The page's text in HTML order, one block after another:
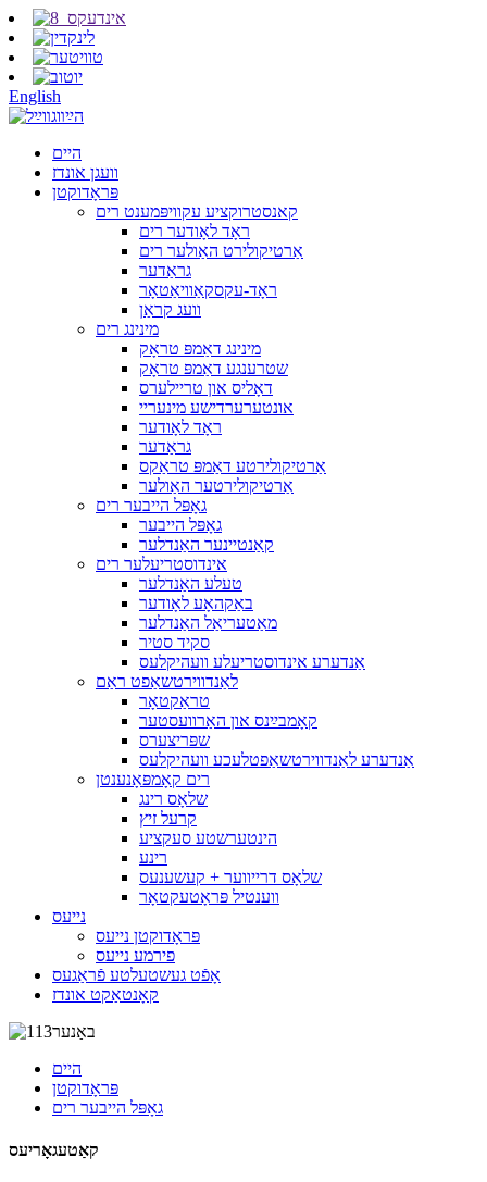
English
היים
וועגן אונדז
פּראָדוקטן
קאנסטרוקציע עקוויפּמענט רים
ראָד לאָודער רים
אַרטיקולירט האַולער רים
גראַדער
ראָד-עקסקאַוויאַטאָר
וועג קראַן
מינינג רים
מינינג דאַמפּ טראָק
שטרענגע דאַמפּ טראָק
דאָליס און טריילערס
אונטערערדישע מינעריי
ראָד לאָודער
גראַדער
אַרטיקולירטע דאַמפּ טראַקס
אַרטיקולירטער האַולער
גאָפּל הייבער רים
גאָפּל הייבער
קאַנטיינער האַנדלער
אינדוסטריעלער רים
טעלע האַנדלער
באַקהאָע לאָודער
מאַטעריאַל האַנדלער
סקיד סטיר
אַנדערע אינדוסטריעלע וועהיקלעס
לאַנדווירטשאַפט ראַם
טראַקטאָר
קאָמבײַנס און האַרוועסטער
שפּריצערס
אַנדערע לאַנדווירטשאַפטלעכע וועהיקלעס
רים קאָמפּאָנענטן
שלאָס רינג
קרעל זיץ
הינטערשטע סעקציע
רינע
שלאָס דרייווער + קעשענעס
ווענטיל פּראָטעקטאָר
נייעס
פּראָדוקטן נייעס
פירמע נייעס
אָפֿט געשטעלטע פֿראַגעס
קאָנטאַקט אונדז
היים
פּראָדוקטן
גאָפּל הייבער רים
קאַטעגאָריעס